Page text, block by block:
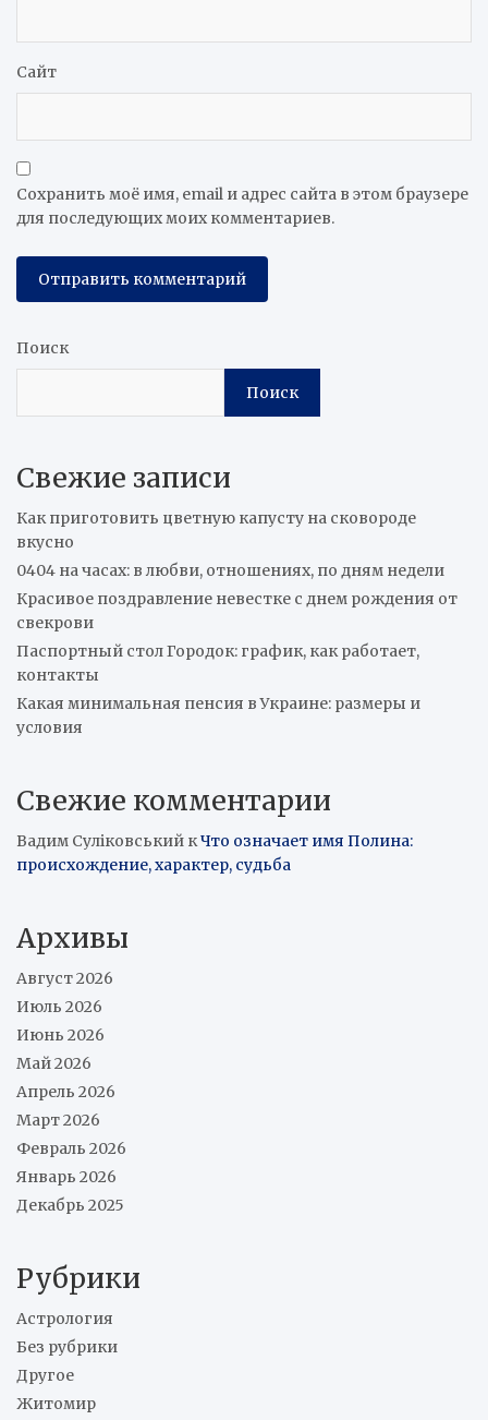
Сайт
Сохранить моё имя, email и адрес сайта в этом браузере
для последующих моих комментариев.
Поиск
Поиск
Свежие записи
Как приготовить цветную капусту на сковороде
вкусно
0404 на часах: в любви, отношениях, по дням недели
Красивое поздравление невестке с днем рождения от
свекрови
Паспортный стол Городок: график, как работает,
контакты
Какая минимальная пенсия в Украине: размеры и
условия
Свежие комментарии
Вадим Суліковський кЧто означает имя Полина:
происхождение, характер, судьба
Архивы
Август 2026
Июль 2026
Июнь 2026
Май 2026
Апрель 2026
Март 2026
Февраль 2026
Январь 2026
Декабрь 2025
Рубрики
Астрология
Без рубрики
Другое
Житомир